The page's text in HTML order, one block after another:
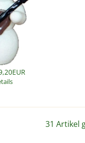
31 Artikel